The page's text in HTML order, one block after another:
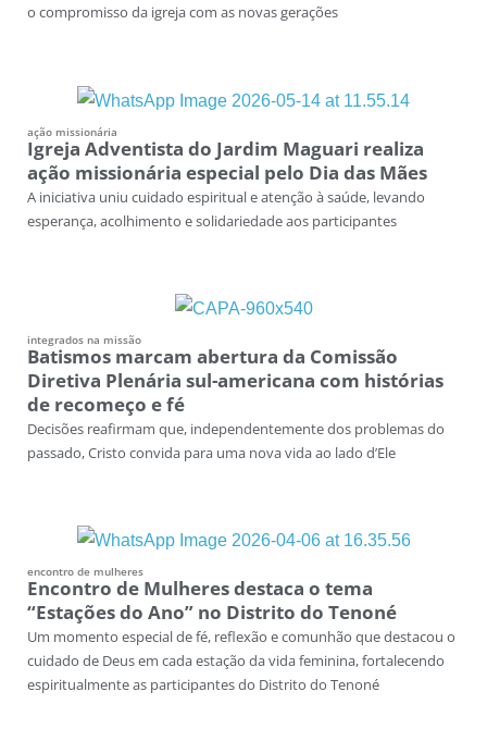
o compromisso da igreja com as novas gerações
ação missionária
Igreja Adventista do Jardim Maguari realiza
ação missionária especial pelo Dia das Mães
A iniciativa uniu cuidado espiritual e atenção à saúde, levando
esperança, acolhimento e solidariedade aos participantes
integrados na missão
Batismos marcam abertura da Comissão
Diretiva Plenária sul-americana com histórias
de recomeço e fé
Decisões reafirmam que, independentemente dos problemas do
passado, Cristo convida para uma nova vida ao lado d’Ele
encontro de mulheres
Encontro de Mulheres destaca o tema
“Estações do Ano” no Distrito do Tenoné
Um momento especial de fé, reflexão e comunhão que destacou o
cuidado de Deus em cada estação da vida feminina, fortalecendo
espiritualmente as participantes do Distrito do Tenoné